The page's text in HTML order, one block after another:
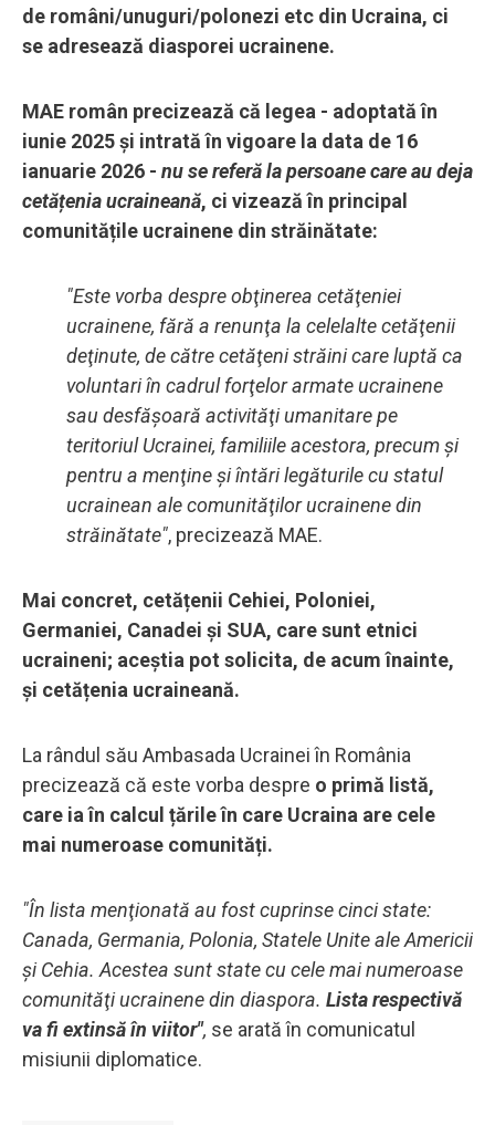
de români/unuguri/polonezi etc din Ucraina, ci
se adresează diasporei ucrainene.
MAE român precizează că legea - adoptată în
iunie 2025 și intrată în vigoare la data de 16
ianuarie 2026 - nu se referă la persoane care au deja
cetățenia ucraineană, ci vizează în principal
comunitățile ucrainene din străinătate:
"Este vorba despre obţinerea cetăţeniei
ucrainene, fără a renunţa la celelalte cetăţenii
deţinute, de către cetăţeni străini care luptă ca
voluntari în cadrul forţelor armate ucrainene
sau desfăşoară activităţi umanitare pe
teritoriul Ucrainei, familiile acestora, precum şi
pentru a menţine şi întări legăturile cu statul
ucrainean ale comunităţilor ucrainene din
străinătate", precizează MAE.
Mai concret, cetățenii Cehiei, Poloniei,
Germaniei, Canadei și SUA, care sunt etnici
ucraineni; aceștia pot solicita, de acum înainte,
și cetățenia ucraineană.
La rândul său Ambasada Ucrainei în România
precizează că este vorba despre o primă listă,
care ia în calcul țările în care Ucraina are cele
mai numeroase comunități.
"În lista menţionată au fost cuprinse cinci state:
Canada, Germania, Polonia, Statele Unite ale Americii
şi Cehia. Acestea sunt state cu cele mai numeroase
comunităţi ucrainene din diaspora. Lista respectivă
va fi extinsă în viitor", se arată în comunicatul
misiunii diplomatice.